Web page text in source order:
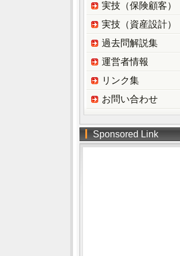
実技（保険顧客）
実技（資産設計）
過去問解説集
運営者情報
リンク集
お問い合わせ
Sponsored Link